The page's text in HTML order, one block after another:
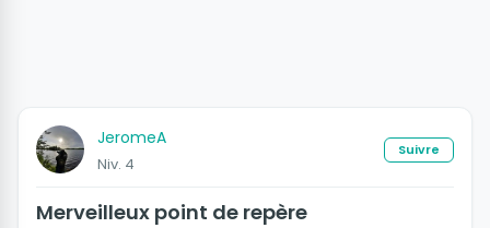
JeromeA
Niv. 4
Suivre
Merveilleux point de repère